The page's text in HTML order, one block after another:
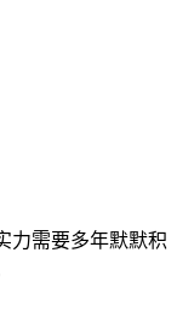
力需要多年默默积